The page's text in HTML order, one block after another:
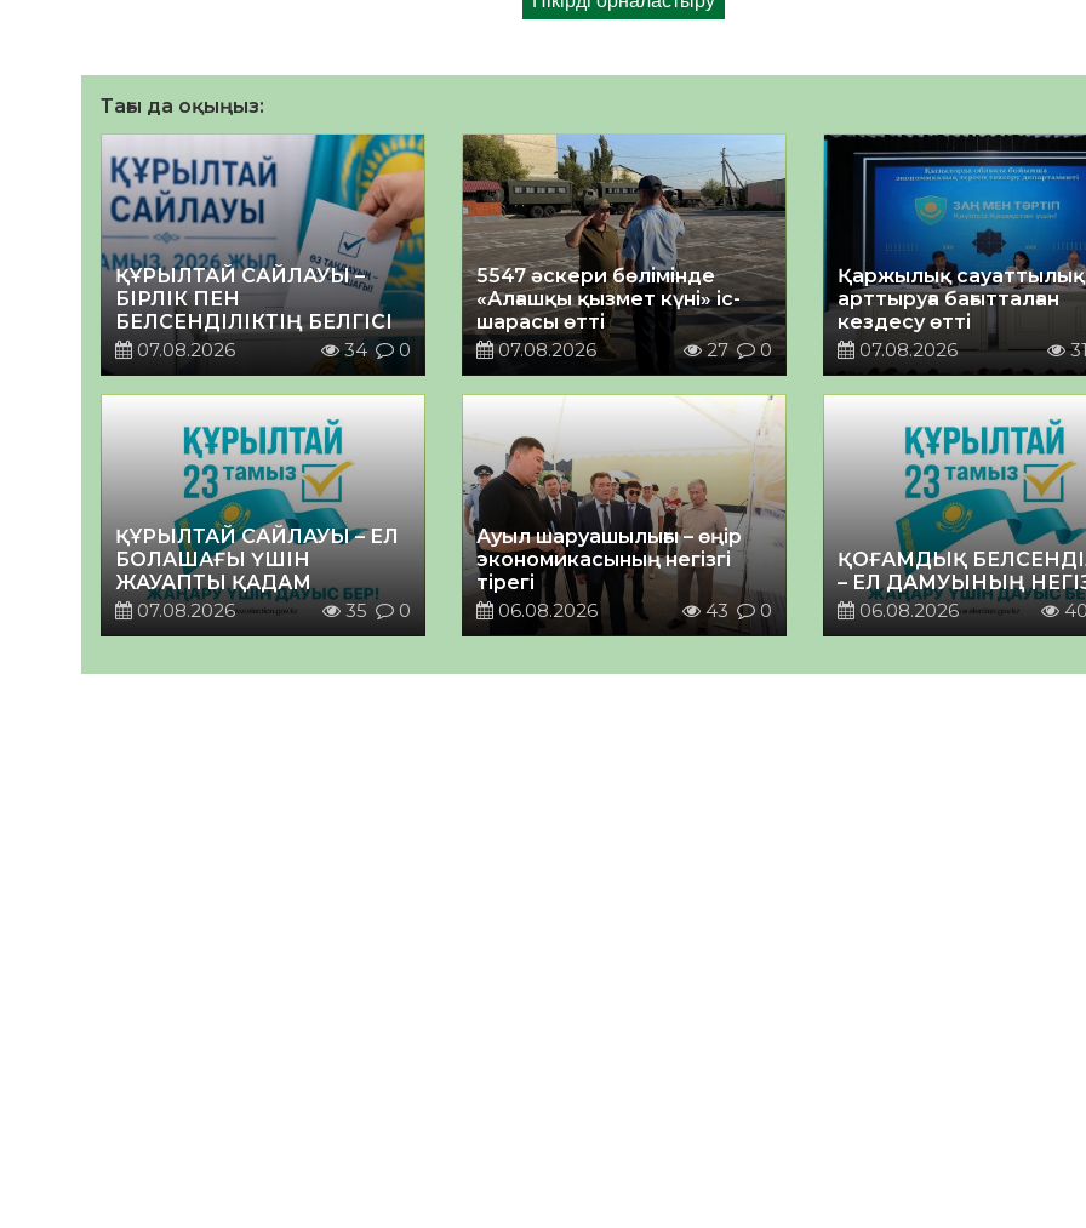
Тағы да оқыңыз:
ҚҰРЫЛТАЙ САЙЛАУЫ –
БІРЛІК ПЕН
БЕЛСЕНДІЛІКТІҢ БЕЛГІСІ
07.08.2026
34 0
5547 әскери бөлімінде
«Алғашқы қызмет күні» іс-
шарасы өтті
07.08.2026
27 0
Қаржылық
арттыруға бағытталған
кездесу өтті
07.08.2026
ҚҰРЫЛТАЙ САЙЛАУЫ – ЕЛ
БОЛАШАҒЫ ҮШІН
ЖАУАПТЫ ҚАДАМ
07.08.2026
35 0
Ауыл шаруашылығы – өңір
экономикасының негізгі
тірегі
06.08.2026
43 0
ҚОҒАМДЫҚ
– ЕЛ ДАМУЫНЫҢ
06.08.2026
40